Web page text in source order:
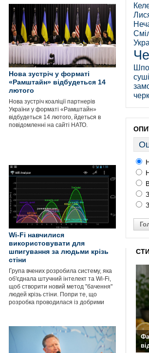
Нова зустріч у форматі
«Рамштайн» відбудеться 14
лютого
Нова зустріч коаліції партнерів
України у форматі «Рамштайн»
відбудеться 14 лютого, йдеться в
повідомленні на сайті НАТО.
Wi-Fi навчилися
використовувати для
шпигування за людьми крізь
стіни
Група вчених розробила систему, яка
об'єднала штучний інтелект та Wi-Fi,
щоб створити новий метод "бачення"
людей крізь стіни. Попри те, що
розробка проводилася із добрими